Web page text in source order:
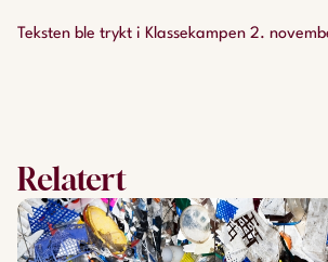
Teksten ble trykt i Klassekampen 2.
Relatert